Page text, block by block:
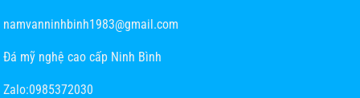
namvanninhbinh1983@gmail.com
Đá mỹ nghệ cao cấp Ninh Bình
Zalo:0985372030